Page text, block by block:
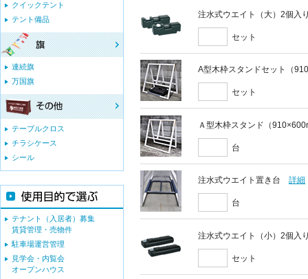
注水式ウエイト（大）2個入
セット
A型木枠スタンドセット（
セット
Ａ型木枠スタンド（
台
注水式ウエイト置き台 詳細
台
注水式ウエイト（小）2個入
セット
クイックテント
テント備品
連続旗
万国旗
テーブルクロス
チラシケース
シール
テナント（入居者）募集
賃貸管理・売物件
駐車場運営管理
見学会・内覧会
オープンハウス